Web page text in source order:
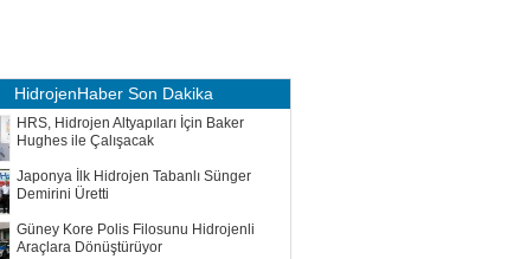
HidrojenHaber Son Dakika
HRS, Hidrojen Altyapıları İçin Baker
Hughes ile Çalışacak
Japonya İlk Hidrojen Tabanlı Sünger
Demirini Üretti
Güney Kore Polis Filosunu Hidrojenli
Araçlara Dönüştürüyor